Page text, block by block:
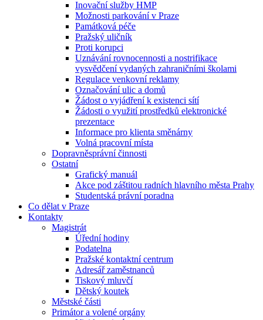
Inovační služby HMP
Možnosti parkování v Praze
Památková péče
Pražský uličník
Proti korupci
Uznávání rovnocennosti a nostrifikace
vysvědčení vydaných zahraničními školami
Regulace venkovní reklamy
Označování ulic a domů
Žádost o vyjádření k existenci sítí
Žádosti o využití prostředků elektronické
prezentace
Informace pro klienta směnárny
Volná pracovní místa
Dopravněsprávní činnosti
Ostatní
Grafický manuál
Akce pod záštitou radních hlavního města Prahy
Studentská právní poradna
Co dělat v Praze
Kontakty
Magistrát
Úřední hodiny
Podatelna
Pražské kontaktní centrum
Adresář zaměstnanců
Tiskový mluvčí
Dětský koutek
Městské části
Primátor a volené orgány